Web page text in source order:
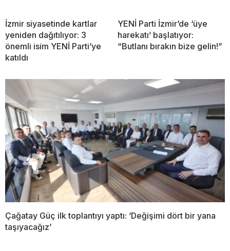
İzmir siyasetinde kartlar
yeniden dağıtılıyor: 3
önemli isim YENİ Parti’ye
katıldı
YENİ Parti İzmir’de ‘üye
harekatı’ başlatıyor:
“Butlanı bırakın bize gelin!”
Çağatay Güç ilk toplantıyı yaptı: ‘Değişimi dört bir yana
taşıyacağız’